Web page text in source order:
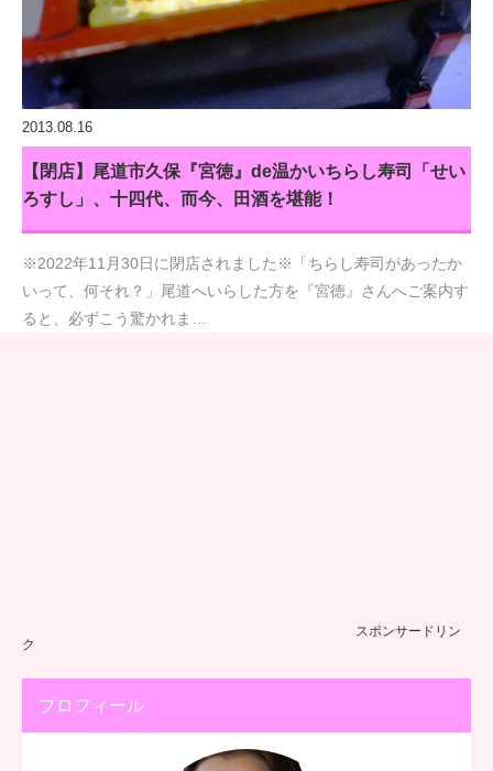
2013.08.16
【閉店】尾道市久保『宮徳』de温かいちらし寿司「せい
ろすし」、十四代、而今、田酒を堪能！
※2022年11月30日に閉店されました※「ちらし寿司があったか
いって、何それ？」尾道へいらした方を『宮徳』さんへご案内す
ると、必ずこう驚かれま…
スポンサードリン
ク
プロフィール